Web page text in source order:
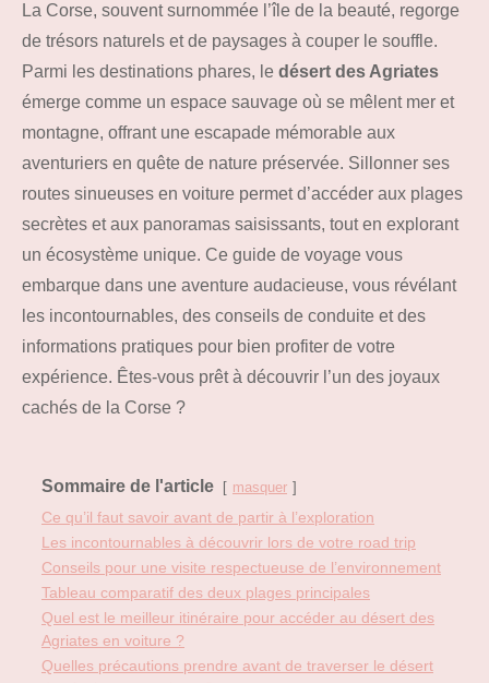
La Corse, souvent surnommée l’île de la beauté, regorge
de trésors naturels et de paysages à couper le souffle.
Parmi les destinations phares, le désert des Agriates
émerge comme un espace sauvage où se mêlent mer et
montagne, offrant une escapade mémorable aux
aventuriers en quête de nature préservée. Sillonner ses
routes sinueuses en voiture permet d’accéder aux plages
secrètes et aux panoramas saisissants, tout en explorant
un écosystème unique. Ce guide de voyage vous
embarque dans une aventure audacieuse, vous révélant
les incontournables, des conseils de conduite et des
informations pratiques pour bien profiter de votre
expérience. Êtes-vous prêt à découvrir l’un des joyaux
cachés de la Corse ?
Sommaire de l'article masquer
Ce qu’il faut savoir avant de partir à l’exploration
Les incontournables à découvrir lors de votre road trip
Conseils pour une visite respectueuse de l’environnement
Tableau comparatif des deux plages principales
Quel est le meilleur itinéraire pour accéder au désert des
Agriates en voiture ?
Quelles précautions prendre avant de traverser le désert